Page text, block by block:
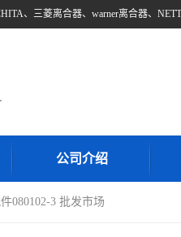
Ltd
公司介绍
080102-3 批发市场